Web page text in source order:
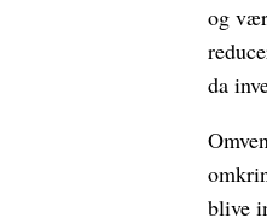
og
da
blive